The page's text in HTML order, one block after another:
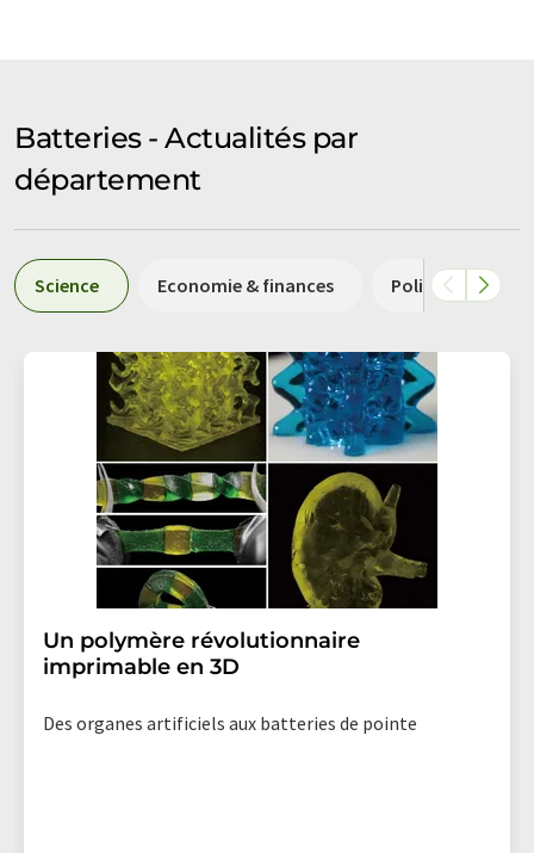
Batteries - Actualités par
département
Science Economie & finances Politique & lois
Un polymère révolutionnaire
imprimable en 3D
Des organes artificiels aux batteries de pointe